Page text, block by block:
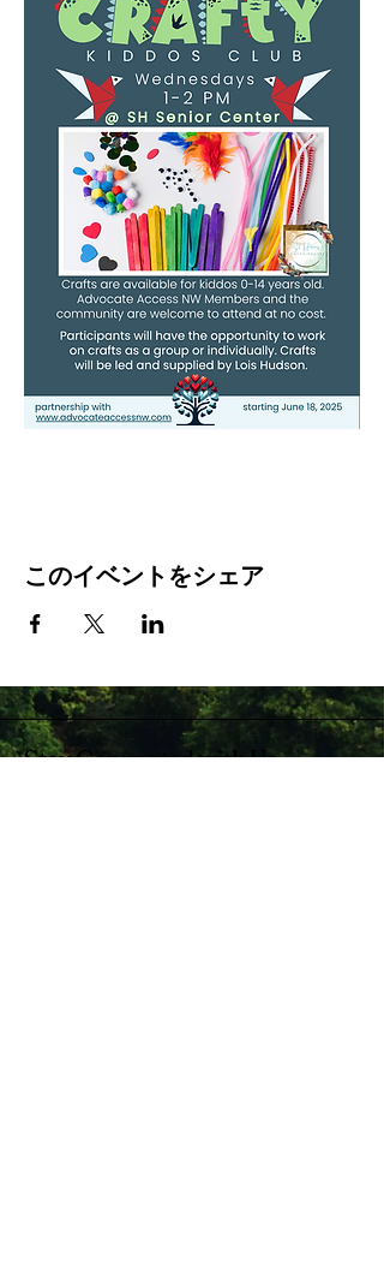
このイベントをシェア
Stay Connected with Us